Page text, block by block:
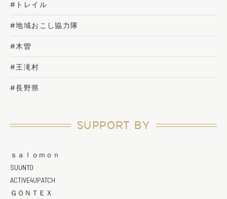
#トレイル
#地域おこし協力隊
#木曽
#王滝村
#長野県
SUPPORT BY
ｓａｌｏｍｏｎ
SUUNTO
ACTIVE4UPATCH
ＧＯＮＴＥＸ